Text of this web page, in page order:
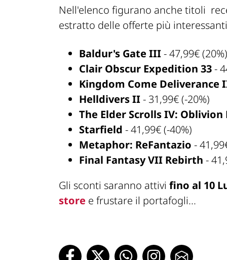
Nell'elenco figurano anche titoli
estratto delle offerte più
Baldur's Gate III- 47,99€ (20%)
Clair Obscur Expedition 33-
Kingdom Come Deliverance
Helldivers II- 31,99€ (-20%)
The Elder Scrolls IV:
Starfield - 41,99€ (-40%)
Metaphor: ReFantazio -
Final Fantasy VII Rebirth -
Gli sconti saranno attivi fino al 10
store e frustare il portafogli...